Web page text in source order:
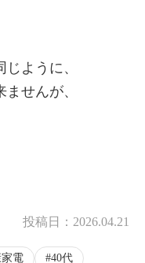
ように、
せんが、
投稿日： 2026.04.21
電 40代